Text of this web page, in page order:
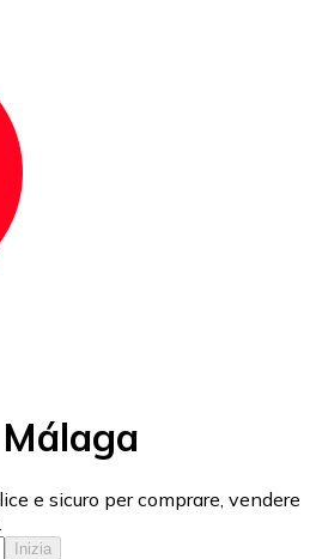
e sicuro per comprare, vendere
Inizia